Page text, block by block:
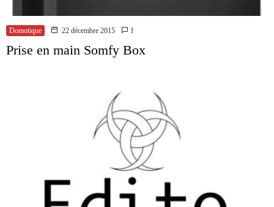
Domotique 22 décembre 2015 1
Prise en main Somfy Box